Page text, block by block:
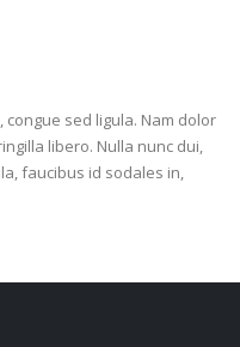
sed ligula. Nam dolor
libero. Nulla nunc dui,
faucibus id sodales in,